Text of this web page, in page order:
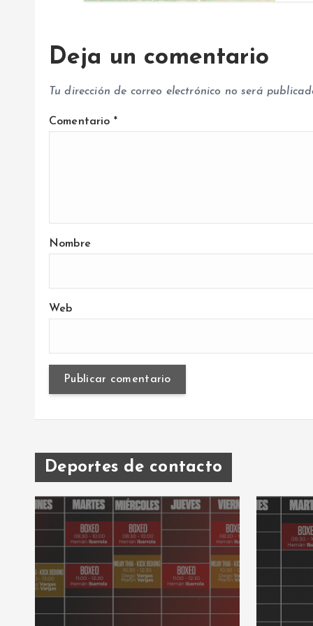
a
d
a
Deja un comentario
Tu dirección de correo electrónico no será
Comentario *
Nombre
Web
Deportes de contacto